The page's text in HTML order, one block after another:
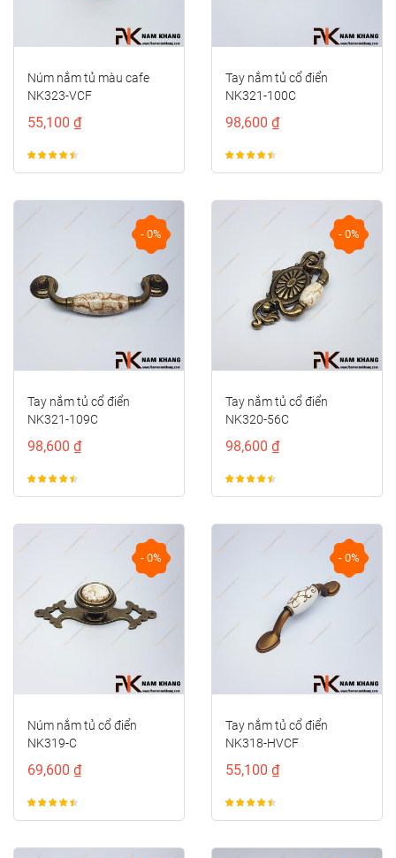
Núm nắm tủ màu cafe
NK323-VCF
55,100 ₫
Tay nắm tủ cổ điển
NK321-100C
98,600 ₫
- 0%
Tay nắm tủ cổ điển
NK321-109C
98,600 ₫
- 0%
Tay nắm tủ cổ điển
NK320-56C
98,600 ₫
- 0%
Núm nắm tủ cổ điển
NK319-C
69,600 ₫
- 0%
Tay nắm tủ cổ điển
NK318-HVCF
55,100 ₫